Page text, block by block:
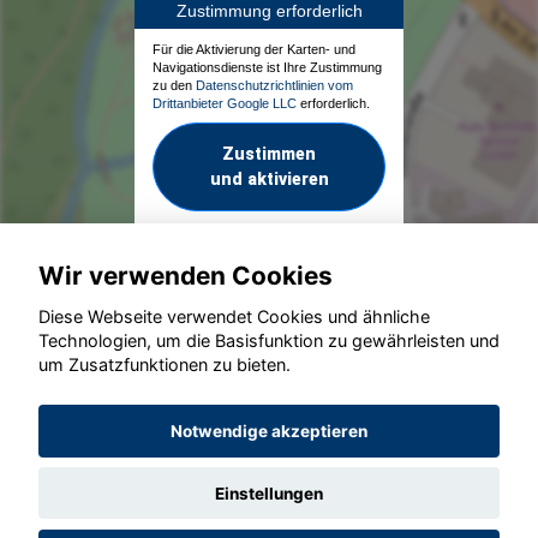
Zustimmung erforderlich
Für die Aktivierung der Karten- und
Navigationsdienste ist Ihre Zustimmung
zu den Datenschutzrichtlinien vom
Drittanbieter Google LLC erforderlich.
Zustimmen
und aktivieren
© konjunkturmotor.de GmbH 2020 - 2026
Wir verwenden Cookies
Diese Webseite verwendet Cookies und ähnliche
Technologien, um die Basisfunktion zu gewährleisten und
um Zusatzfunktionen zu bieten.
Notwendige akzeptieren
Einstellungen